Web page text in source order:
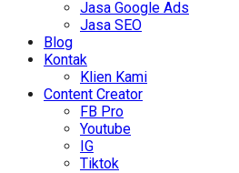
Jasa Google Ads
Jasa SEO
Blog
Kontak
Klien Kami
Content Creator
FB Pro
Youtube
IG
Tiktok